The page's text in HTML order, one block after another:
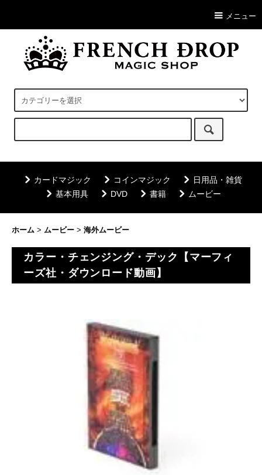
メニュー
カードマジック コインマジック
日用品・雑貨
基本用具
DVD 書籍 ムービー
ホーム > ムービー > 海外ムービー
カラー・チェンジング・デック【マーフィ
ーズ社・ダウンロード動画】